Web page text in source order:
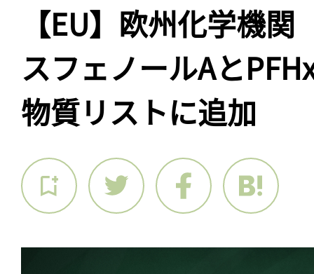
【EU】欧州化学機関
スフェノールAと
物質リストに追加